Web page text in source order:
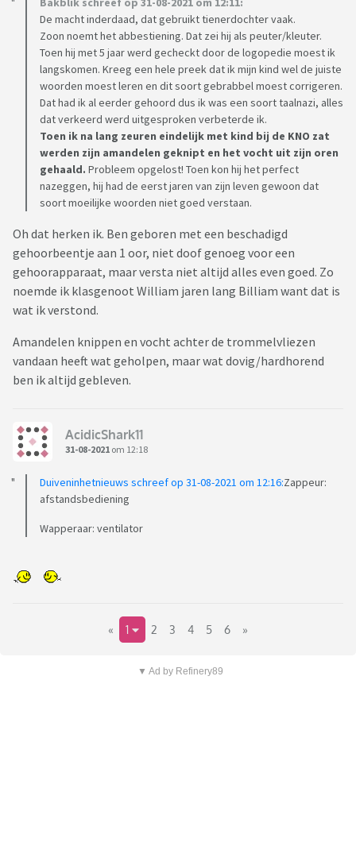
De macht inderdaad, dat gebruikt tienerdochter vaak.
Zoon noemt het abbestiening. Dat zei hij als peuter/kleuter.
Toen hij met 5 jaar werd gecheckt door de logopedie moest ik
langskomen. Kreeg een hele preek dat ik mijn kind wel de juiste
woorden moest leren en dit soort gebrabbel moest corrigeren.
Dat had ik al eerder gehoord dus ik was een soort taalnazi, alles
dat verkeerd werd uitgesproken verbeterde ik.
Toen ik na lang zeuren eindelijk met kind bij de KNO zat
werden zijn amandelen geknipt en het vocht uit zijn oren
gehaald. Probleem opgelost! Toen kon hij het perfect
nazeggen, hij had de eerst jaren van zijn leven gewoon dat
soort moeilijke woorden niet goed verstaan.
Oh dat herken ik. Ben geboren met een beschadigd
gehoorbeentje aan 1 oor, niet doof genoeg voor een
gehoorapparaat, maar versta niet altijd alles even goed. Zo
noemde ik klasgenoot William jaren lang Billiam want dat is
wat ik verstond.
Amandelen knippen en vocht achter de trommelvliezen
vandaan heeft wat geholpen, maar wat dovig/hardhorend
ben ik altijd gebleven.
AcidicShark11
31-08-2021 om 12:18
Duiveninhetnieuws schreef op 31-08-2021 om 12:16:Zappeur:
afstandsbediening
Wapperaar: ventilator
« 1 2 3 4 5 6 »
▼ Ad by Refinery89